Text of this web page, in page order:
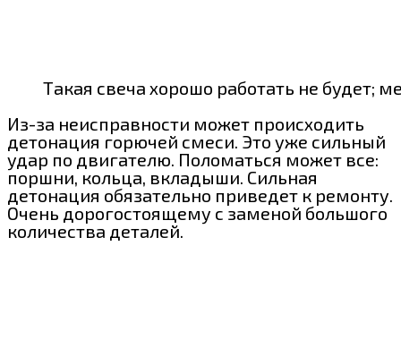
Такая свеча хорошо работать не будет;
Из-за неисправности может происходить
детонация горючей смеси. Это уже сильный
удар по двигателю. Поломаться может все:
поршни, кольца, вкладыши. Сильная
детонация обязательно приведет к ремонту.
Очень дорогостоящему с заменой большого
количества деталей.